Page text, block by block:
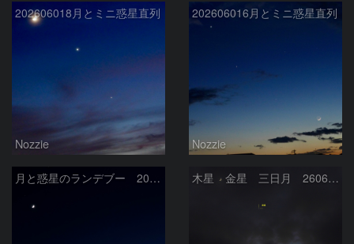
202606018月とミニ惑星直列
Nozzie
202606016月とミニ惑星直列
Nozzie
月と惑星のランデブー 2026/06/19 木星 金星 三日月 260618